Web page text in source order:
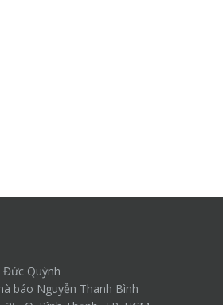
Đức Quỳnh
báo Nguyễn Thanh Bình